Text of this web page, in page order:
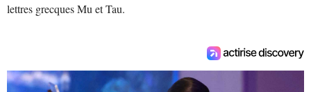
lettres grecques Mu et Tau.